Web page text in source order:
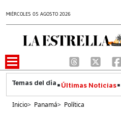
MIÉRCOLES 05 AGOSTO 2026
Últimas Noticias
Inicio> Panamá> Política